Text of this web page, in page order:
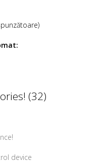
(32)
device